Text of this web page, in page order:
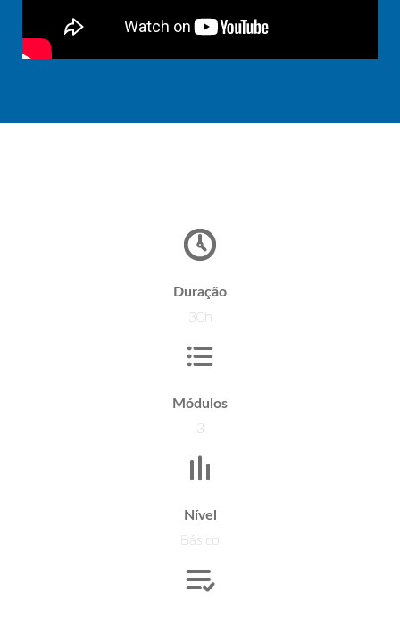
Duração
30h
Módulos
3
Nível
Básico